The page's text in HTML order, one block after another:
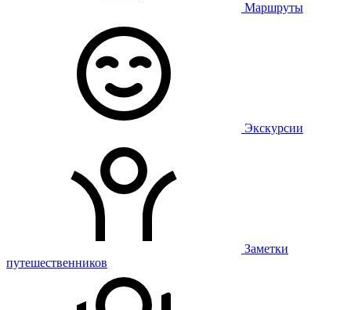
Маршруты
Экскурсии
Заметки
путешественников